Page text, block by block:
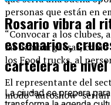
personas que están en
“Convocar a los clubes,
las hamburguesas,
los Food trucks, al
El representante del
modo “autoshow”
Rosario vibra al
escenarios,
cartelera de
La ciudad se prepara